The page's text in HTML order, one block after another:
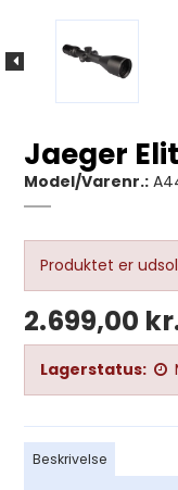
Jaeger
Model/Varenr.:
Produktet er
2.699,00
Lagerstatus:
Beskrivelse